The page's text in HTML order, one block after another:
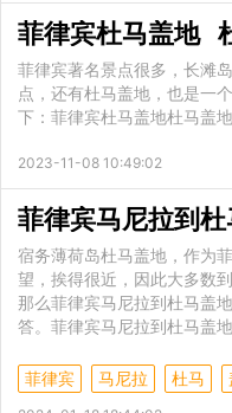
菲律宾杜马盖地
菲律宾著名景点很多，长滩
点，还有杜马盖地，也是一
下：菲律宾杜马盖地杜马盖
2023-11-08 10:49:02
宿务薄荷岛杜马盖地，作为
望，挨得很近，因此大多数
那么菲律宾马尼拉到杜马盖
答。菲律宾马尼拉到杜马盖地
菲律宾 马尼拉 杜马